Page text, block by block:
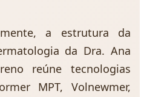
a estrutura da
da Dra. Ana
reúne tecnologias
MPT, Volnewmer,